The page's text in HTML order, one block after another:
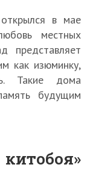
в мае
местных
представляет
как изюминку,
Такие дома
будущим